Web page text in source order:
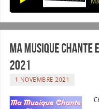
Ma musique chante
2021
1 NOVEMBRE 2021